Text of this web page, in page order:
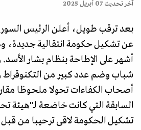
آخر تحديث07 أبريل 2025
بعد ترقب طويل، أعلن الرئيس
عن تشكيل حكومة انتقالية جديدة،
أشهر على الإطاحة بنظام بشار الأسد.
شباب وضم عدد كبير من التكنوقراط
أصحاب الكفاءات تحولا ملحوظا
السابقة التي كانت خاضعة لـ"هيئة
تشكيل الحكومة لاقى ترحيبا من قبل